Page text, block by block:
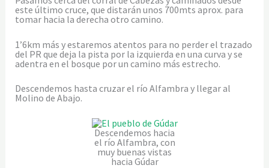
este último cruce, que distarán unos 700mts aprox. para
tomar hacia la derecha otro camino.
1’6km más y estaremos atentos para no perder el trazado
del PR que deja la pista por la izquierda en una curva y se
adentra en el bosque por un camino más estrecho.
Descendemos hasta cruzar el río Alfambra y llegar al
Molino de Abajo.
Descendemos hacia
el río Alfambra, con
muy buenas vistas
hacia Gúdar